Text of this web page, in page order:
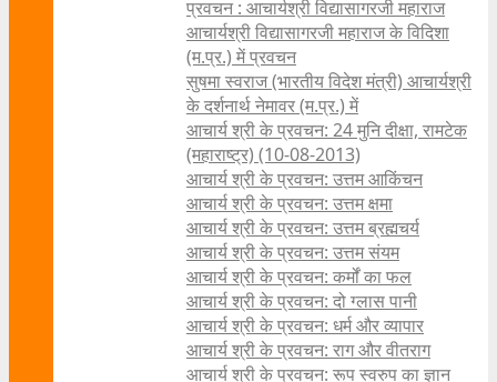
प्रवचन : आचार्यश्री ‍विद्यासागरजी महाराज
आचार्यश्री विद्यासागरजी महाराज के विदिशा
(म.प्र.) में प्रवचन
सुषमा स्वराज (भारतीय विदेश मंत्री) आचार्यश्री
के दर्शनार्थ नेमावर (म.प्र.) में
आचार्य श्री के प्रवचन: 24 मुनि दीक्षा, रामटेक
(महाराष्ट्र) (10-08-2013)
आचार्य श्री के प्रवचन: उत्तम आकिंचन
आचार्य श्री के प्रवचन: उत्तम क्षमा
आचार्य श्री के प्रवचन: उत्तम ब्रह्मचर्य
आचार्य श्री के प्रवचन: उत्तम संयम
आचार्य श्री के प्रवचन: कर्मों का फल
आचार्य श्री के प्रवचन: दो ग्लास पानी
आचार्य श्री के प्रवचन: धर्म और व्यापार
आचार्य श्री के प्रवचन: राग और वीतराग
आचार्य श्री के प्रवचन: रूप स्वरुप का ज्ञान